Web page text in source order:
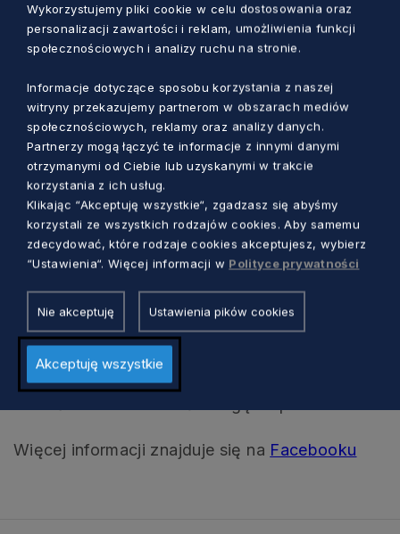
Firmy i szkółki ogrodnicze z Polski zaprezentują
jesienną ofertę na aranżacje w ogrodzie, m.in.
rabatowe, wrzosy, chryzantemy, cebule
kwiatowe, kłącza, duży wybór ziół, traw
ozdobnych, bylin na skalniaki, sadzonki
truskawek, malin i poziomek oraz nawozy i
narzędzia ogrodowe. Ponadto, wystawcy
zachęcą odwiedzających ofertą galanterii
ogrodowej, niezbędnej w ogrodzie. Będzie
można nabyć meble i sprzęty do ogrodu, na
drewniane, wyroby z wikliny – parawany, płoty,
meble, kosze, a także świeczniki, poidełka dla
ptaków, latawce, drewniane rzeźby i
artystyczną ceramikę ogrodową. Wśród
Więcej informacji znajduje się na Facebooku
Wykorzystujemy pliki cookie w celu dostosowania oraz
personalizacji zawartości i reklam, umożliwienia funkcji
społecznościowych i analizy ruchu na stronie.
Informacje dotyczące sposobu korzystania z naszej
witryny przekazujemy partnerom w obszarach mediów
społecznościowych, reklamy oraz analizy danych.
Partnerzy mogą łączyć te informacje z innymi danymi
otrzymanymi od Ciebie lub uzyskanymi w trakcie
korzystania z ich usług.
Klikając “Akceptuję wszystkie“, zgadzasz się abyśmy
korzystali ze wszystkich rodzajów cookies. Aby samemu
zdecydować, które rodzaje cookies akceptujesz, wybierz
“Ustawienia“. Więcej informacji w Polityce prywatności
Nie akceptuję Ustawienia pików cookies
Akceptuję wszystkie